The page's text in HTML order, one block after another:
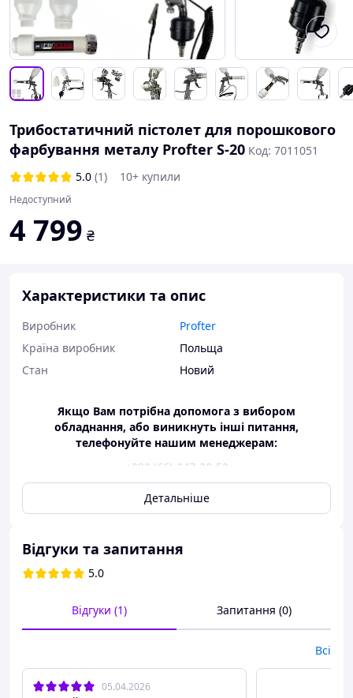
Трибостатичний пістолет для порошкового
фарбування металу Profter S-20 Код: 7011051
5.0 (1) 10+ купили
Недоступний
4 799 ₴
Характеристики та опис
Виробник
Profter
Країна виробник
Польща
Стан
Новий
Якщо Вам потрібна допомога з вибором
обладнання, або виникнуть інші питання,
телефонуйте нашим менеджерам:
+380 (66)-247-20-50
+380 (67)-700-68-50
Трибостатичний розпилювач Profter S-20
Детальніше
Відгуки та запитання
5.0
Відгуки (1) Запитання (0)
Всі
05.04.2026